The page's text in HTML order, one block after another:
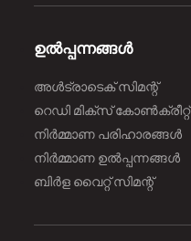
ഉൽപ്പന്നങ്ങൾ
അൾട്രാടെക് സിമന്റ്
റെഡി മിക്സ് കോൺക്രീറ്റ്
നിർമ്മാണ പരിഹാരങ്ങള്‍
നിർമ്മാണ ഉൽപ്പന്നങ്ങൾ
ബിർള വൈറ്റ് സിമന്റ്